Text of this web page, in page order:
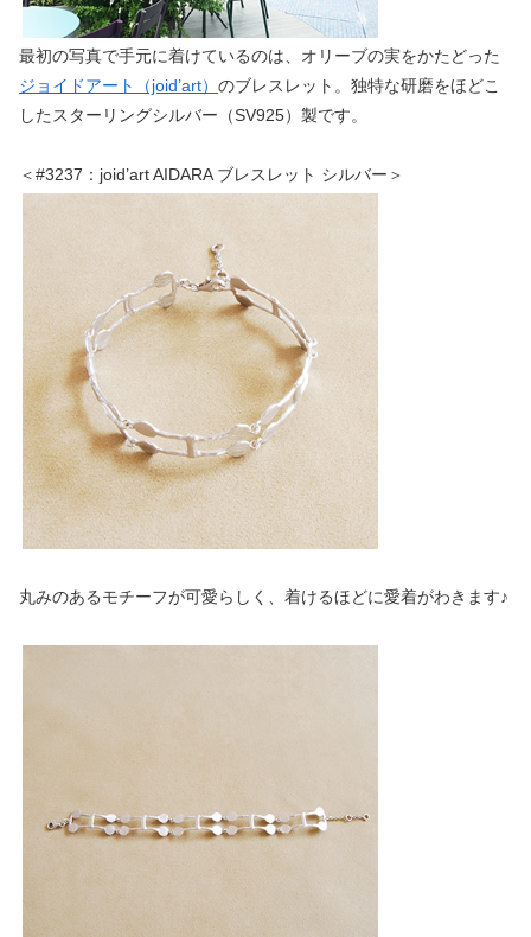
最初の写真で手元に着けているのは、オリーブの実をかたどった
ジョイドアート（joid’art） のブレスレット。独特な研磨をほどこ
したスターリングシルバー（SV925）製です。
＜#3237：joid’art AIDARA ブレスレット シルバー＞
丸みのあるモチーフが可愛らしく、着けるほどに愛着がわきます♪